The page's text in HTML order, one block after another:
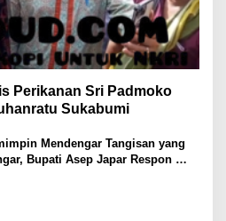
Perikanan Sri Padmoko
Sukabumi
Mendengar Tangisan yang
Bupati Asep Japar Respon